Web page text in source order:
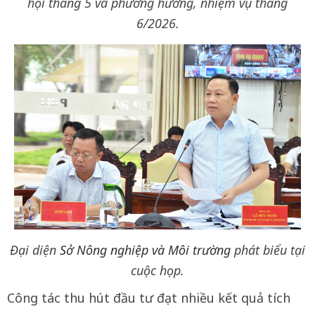
6/2026.
Đại diện Sở Nông nghiệp và Môi trường phát biểu tại
cuộc họp.
Công tác thu hút đầu tư đạt nhiều kết quả tích